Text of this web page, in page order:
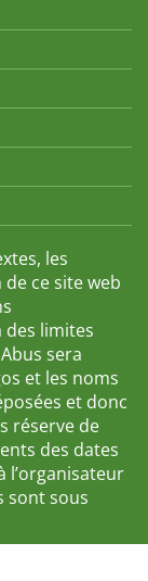
les
ce site web
limites
sera
et les noms
et donc
réserve de
des dates
l’organisateur
sont sous